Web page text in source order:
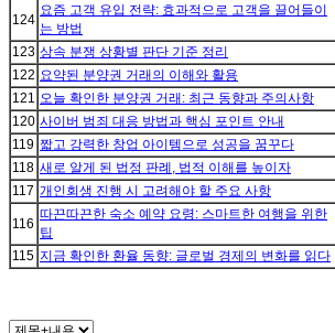
124
요즘 고객 유입 전략: 효과적으로 고객을 끌어들이
는 방법
123 상속 분쟁 상황별 판단 기준 정리
122 요약된 분양권 거래의 이해와 활용
121 오늘 확인한 분양권 거래: 최근 동향과 주의사항
120 사이버 범죄 대응 방법과 핵심 포인트 안내
119 짧고 강력한 창업 아이템으로 성공을 꿈꾸다
118 새로 알게 된 법정 판례, 법적 이해를 높이자
117 개인회생 진행 시 고려해야 할 주요 사항
116
따끈따끈한 숙소 예약 요령: 스마트한 여행을 위한
팁
115 지금 확인한 환율 동향: 글로벌 경제의 변화를 읽다